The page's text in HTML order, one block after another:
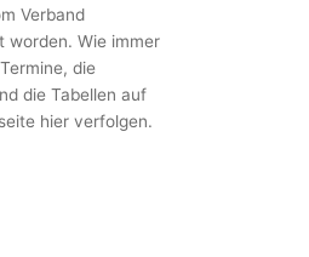
Verband
worden. Wie immer
die
die Tabellen auf
hier verfolgen.